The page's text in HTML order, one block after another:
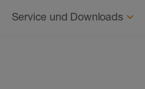
Aktuelles
Service und Downloads